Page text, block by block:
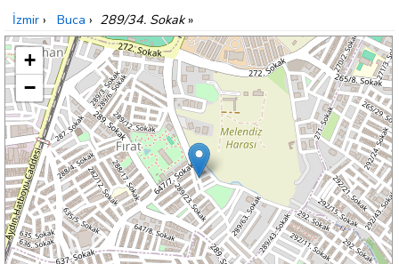
İzmir › Buca › 289/34. Sokak»
+
−